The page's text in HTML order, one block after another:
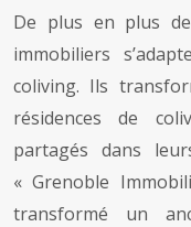
De plus en plus
immobiliers
coliving. Ils
résidences de
partagés dans
« Grenoble
transformé un